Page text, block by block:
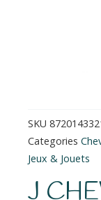
SKU
Categories
Jeux & Jouets
J